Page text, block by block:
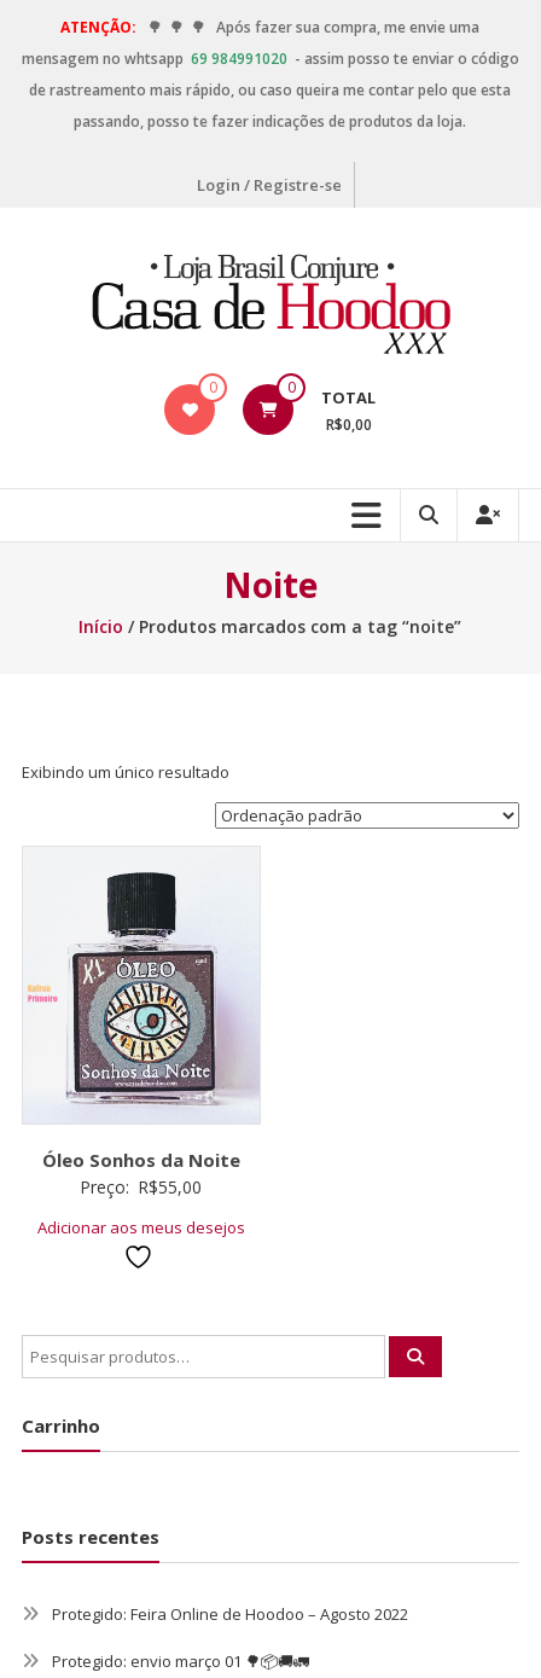
ATENÇÃO: 🌳 🌳 🌳 Após fazer sua compra, me envie uma
mensagem no whtsapp 69 984991020 - assim posso te enviar o código
de rastreamento mais rápido, ou caso queira me contar pelo que esta
passando, posso te fazer indicações de produtos da loja.
Login / Registre-se
0 0 TOTAL
R$0,00
Noite
Início / Produtos marcados com a tag “noite”
Exibindo um único resultado
Óleo Sonhos da Noite
Preço: R$55,00
Adicionar aos meus desejos
Carrinho
Posts recentes
Protegido: Feira Online de Hoodoo – Agosto 2022
Protegido: envio março 01 🌳📦🚚🚛